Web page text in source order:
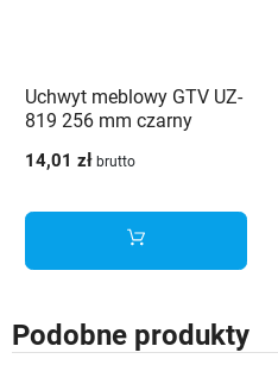
Uchwyt meblowy GTV UZ-
819 256 mm czarny
14,01 zł brutto
Podobne produkty